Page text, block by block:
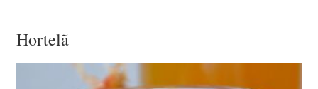
Hortelã